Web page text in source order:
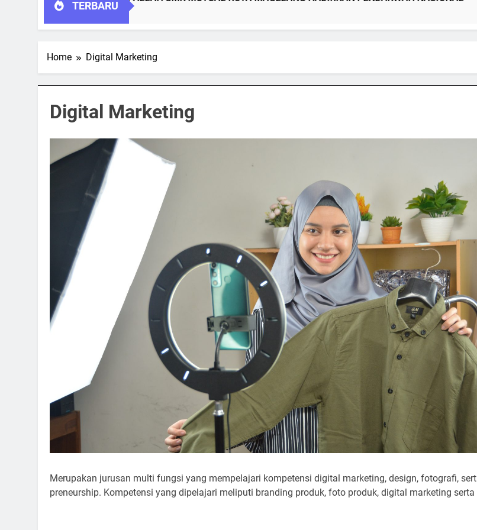
TERBARU
Home Digital Marketing
Digital Marketing
Merupakan jurusan multi fungsi yang mempelajari kompetensi digital marketing, design, fotografi,
preneurship. Kompetensi yang dipelajari meliputi branding produk, foto produk, digital marketing serta